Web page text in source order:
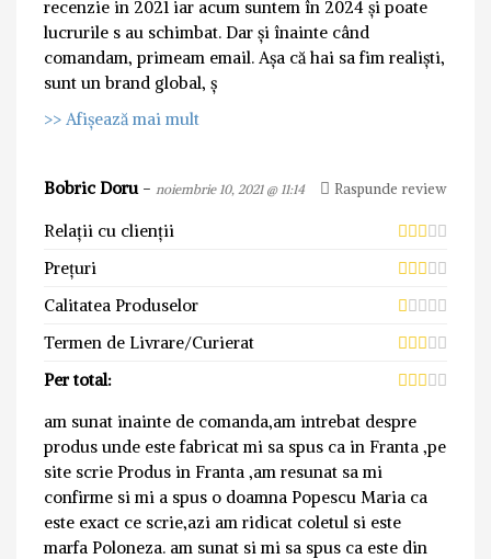
recenzie in 2021 iar acum suntem în 2024 și poate
lucrurile s au schimbat. Dar și înainte când
comandam, primeam email. Așa că hai sa fim realiști,
sunt un brand global, ș
>> Afișează mai mult
Bobric Doru - noiembrie 10, 2021 @ 11:14 Raspunde review
Relații cu clienții
Prețuri
Calitatea Produselor
Termen de Livrare/Curierat
Per total:
am sunat inainte de comanda,am intrebat despre
produs unde este fabricat mi sa spus ca in Franta ,pe
site scrie Produs in Franta ,am resunat sa mi
confirme si mi a spus o doamna Popescu Maria ca
este exact ce scrie,azi am ridicat coletul si este
marfa Poloneza. am sunat si mi sa spus ca este din